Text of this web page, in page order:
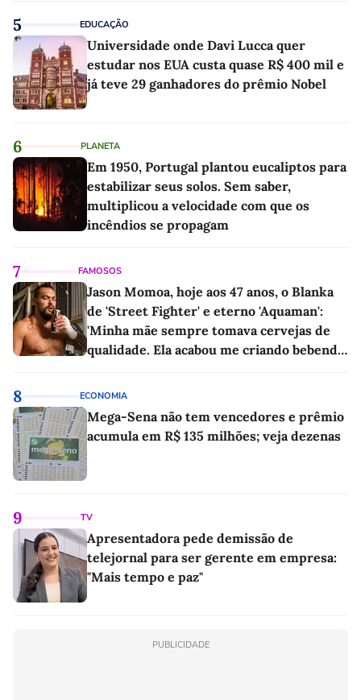
5 EDUCAÇÃO
Universidade onde Davi Lucca quer
estudar nos EUA custa quase R$ 400 mil e
já teve 29 ganhadores do prêmio Nobel
6 PLANETA
Em 1950, Portugal plantou eucaliptos para
estabilizar seus solos. Sem saber,
multiplicou a velocidade com que os
incêndios se propagam
7 FAMOSOS
Jason Momoa, hoje aos 47 anos, o Blanka
de 'Street Fighter' e eterno 'Aquaman':
'Minha mãe sempre tomava cervejas de
qualidade. Ela acabou me criando bebendo
8 ECONOMIA
Mega-Sena não tem vencedores e prêmio
acumula em R$ 135 milhões; veja dezenas
9 TV
Apresentadora pede demissão de
telejornal para ser gerente em empresa:
"Mais tempo e paz"
PUBLICIDADE